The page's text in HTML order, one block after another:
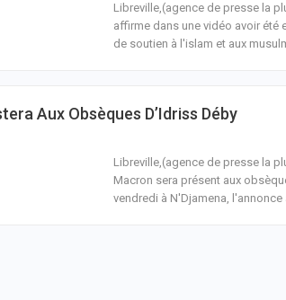
Libreville,(agence de presse la
affirme dans une vidéo avoir été
de soutien à l'islam et aux
Aux Obsèques D’Idriss Déby
Libreville,(agence de presse la
Macron sera présent aux
vendredi à N'Djamena,